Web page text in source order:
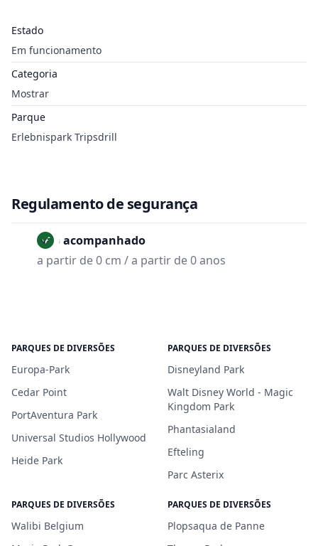
Estado
Em funcionamento
Categoria
Mostrar
Parque
Erlebnispark Tripsdrill
Regulamento de segurança
Não acompanhado
a partir de 0 cm / a partir de 0 anos
PARQUES DE DIVERSÕES
Europa-Park
Cedar Point
PortAventura Park
Universal Studios Hollywood
Heide Park
PARQUES DE DIVERSÕES
Disneyland Park
Walt Disney World - Magic
Kingdom Park
Phantasialand
Efteling
Parc Asterix
PARQUES DE DIVERSÕES
Walibi Belgium
PARQUES DE DIVERSÕES
Plopsaqua de Panne